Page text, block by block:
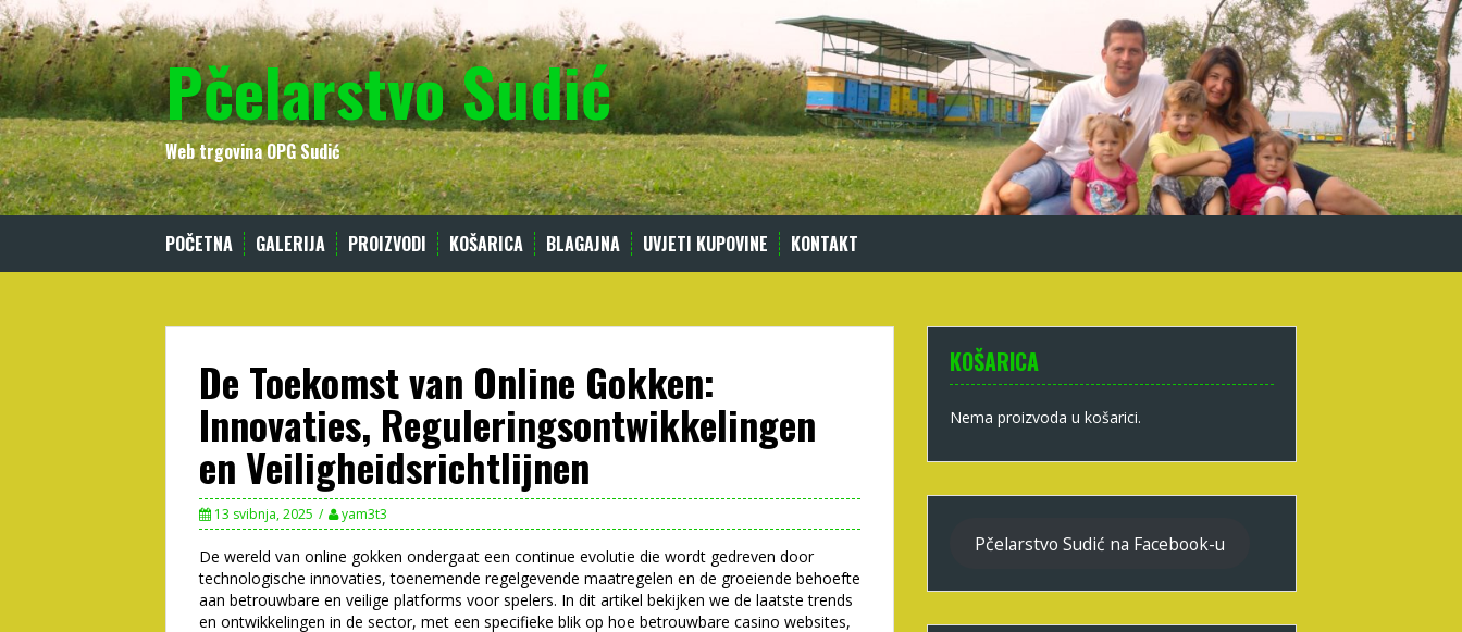
Skip
to
content
Pčelarstvo Sudić
Web trgovina OPG Sudić
POČETNA GALERIJA PROIZVODI KOŠARICA BLAGAJNA UVJETI KUPOVINE KONTAKT
De Toekomst van Online Gokken:
Innovaties, Reguleringsontwikkelingen
en Veiligheidsrichtlijnen
13 svibnja, 2025 yam3t3
De wereld van online gokken ondergaat een continue evolutie die wordt gedreven door
technologische innovaties, toenemende regelgevende maatregelen en de groeiende behoefte
aan betrouwbare en veilige platforms voor spelers. In dit artikel bekijken we de laatste trends
en ontwikkelingen in de sector, met een specifieke blik op hoe betrouwbare casino websites,
KOŠARICA
Nema proizvoda u košarici.
Pčelarstvo Sudić na Facebook-u